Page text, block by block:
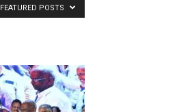
FEATURED POSTS